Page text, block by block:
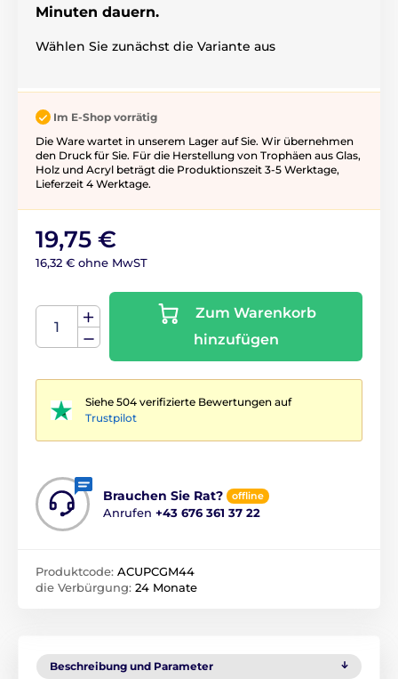
Minuten dauern.
Wählen Sie zunächst die Variante aus
Im E-Shop vorrätig
Die Ware wartet in unserem Lager auf Sie. Wir übernehmen
den Druck für Sie. Für die Herstellung von Trophäen aus Glas,
Holz und Acryl beträgt die Produktionszeit 3-5 ​​Werktage,
Lieferzeit 4 Werktage.
19,75 €
16,32 € ohne MwST
Zum Warenkorb
hinzufügen
Siehe 504 verifizierte Bewertungen auf
Trustpilot
Brauchen Sie Rat? offline
Anrufen +43 676 361 37 22
Produktcode: ACUPCGM44
die Verbürgung: 24 Monate
Beschreibung und Parameter